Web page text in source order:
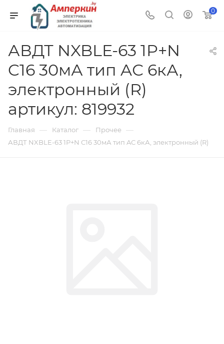
0
АВДТ NXBLE-63 1P+N
C16 30мА тип AС 6кА,
электронный (R)
артикул: 819932
Главная — Каталог — Прочее —
АВДТ NXBLE-63 1P+N C16 30мА тип AС 6кА, электронный (R)